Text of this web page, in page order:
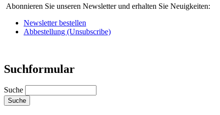
Abonnieren Sie unseren Newsletter und erhalten Sie Neuigkeiten:
Newsletter bestellen
Abbestellung (Unsubscribe)
Suchformular
Suche